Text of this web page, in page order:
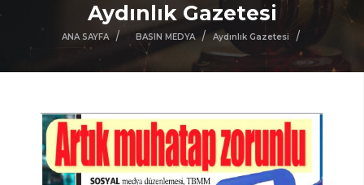
Aydınlık Gazetesi
ANA SAYFA / BASIN MEDYA / Aydınlık Gazetesi /